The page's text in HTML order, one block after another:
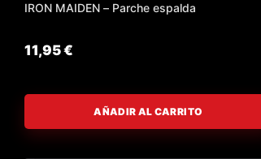
IRON MAIDEN – Parche espalda
11,95€
AÑADIR AL CARRITO